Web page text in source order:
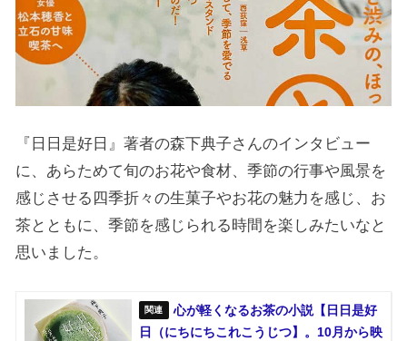
『日日是好日』著者の森下典子さんのインタビュー
に、あらためて旬のお花や食材、季節の行事や風景を
感じさせる四季折々の生菓子やお花の魅力を感じ、お
茶とともに、季節を感じられる時間を楽しみたいなと
思いました。
心が軽くなるお茶の小説【日日是好
日（にちにちこれこうじつ】。10月から映